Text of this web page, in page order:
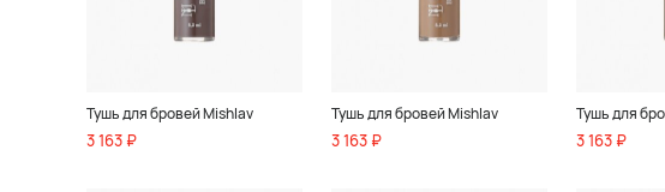
Тушь для бровей Mishlav
3 163 ₽
Тушь для бровей Mishlav
3 163 ₽
Тушь для
3 163 ₽